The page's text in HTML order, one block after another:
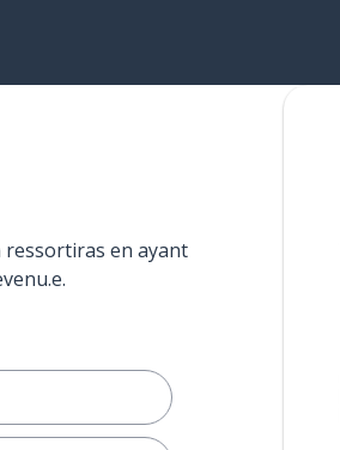
ressortiras en ayant